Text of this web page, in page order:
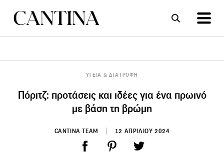
ΥΓΕΙΑ & ΔΙΑΤΡΟΦΗ
Πόριτζ: προτάσεις και ιδέες για ένα πρωινό
με βάση τη βρώμη
CANTINA TEAM 12 ΑΠΡΙΛΙΟΥ 2024